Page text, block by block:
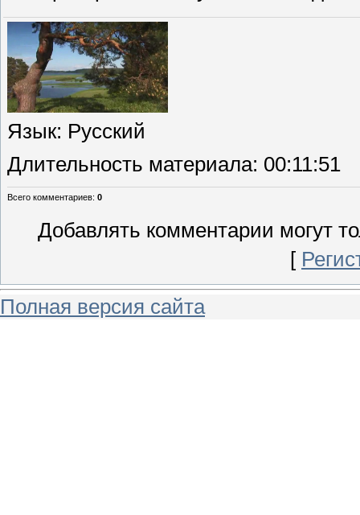
Язык: Русский
Длительность материала: 00:11:51
Всего комментариев: 0
Добавлять комментарии могут
[
Полная версия сайта